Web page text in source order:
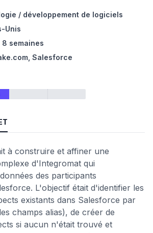
/ développement de logiciels
Unis
8 semaines
Salesforce
à construire et affiner une
d'Integromat qui
des participants
L'objectif était d'identifier les
existants dans Salesforce par
champs alias), de créer de
si aucun n'était trouvé et